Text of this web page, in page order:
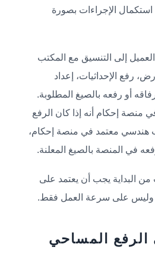
الإجراءات بصورة
إلى التنسيق مع المكتب
رفع الإحداثيات، إعداد
أو رفعه بالصيغ المطلوبة.
منصة إحكام أنه إذا كان الرفع
هندسي معتمد في منصة إحكام،
في المنصة بالصيغ المعلنة.
من البداية يجب أن يعتمد على
وليس على سرعة العمل فقط.
الرفع المساحي